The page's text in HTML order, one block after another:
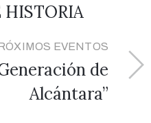
HISTORIA
EVENTOS
de
Alcántara”